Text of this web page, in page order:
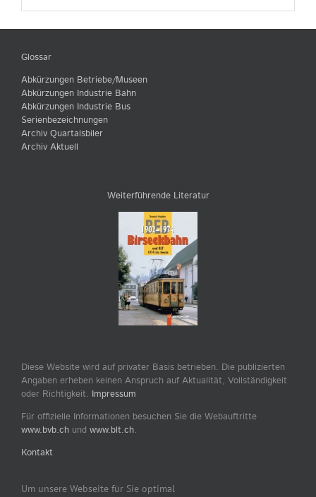
Glossar
Abkürzungen Betriebe/Museen
Abkürzungen Industrie Bahn
Abkürzungen Industrie Bus
Serienbezeichnungen
Archiv Quartalsbiler
Archiv Aktuell
Weiterführende Literatur
Diese Website wird auf privater Basis betrieben. Die publizierten
Angaben erheben keinen Anspruch auf Aktualität, Vollständigkeit
oder Richtigkeit. Impressum
Für offizielle Informationen besuchen Sie die Webauftritte
www.bvb.ch und www.blt.ch.
Kontakt
Um unsere Webseite für Sie optimal